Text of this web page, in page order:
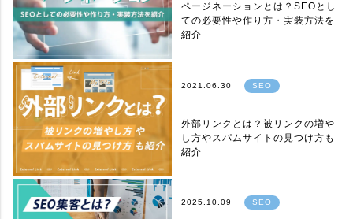
ページネーションとは？SEOとし
ての必要性や作り方・実装方法を
紹介
2021.06.30 SEO
外部リンクとは？被リンクの増や
し方やスパムサイトの見つけ方も
紹介
2025.10.09 SEO